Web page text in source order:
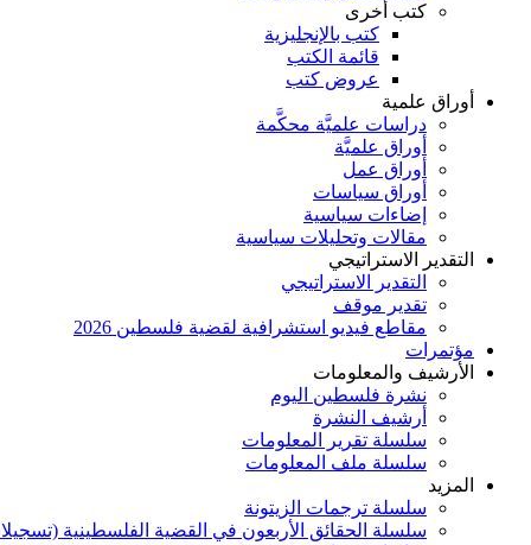
كتب أخرى
كتب بالإنجليزية
قائمة الكتب
عروض كتب
أوراق علمية
دراسات علميَّة محكَّمة
أوراق علميَّة
أوراق عمل
أوراق سياسات
إضاءات سياسية
مقالات وتحليلات سياسية
التقدير الاستراتيجي
التقدير الاستراتيجي
تقدير موقف
مقاطع فيديو استشرافية لقضية فلسطين 2026
مؤتمرات
الأرشيف والمعلومات
نشرة فلسطين اليوم
أرشيف النشرة
سلسلة تقرير المعلومات
سلسلة ملف المعلومات
المزيد
سلسلة ترجمات الزيتونة
سلسلة الحقائق الأربعون في القضية الفلسطينية